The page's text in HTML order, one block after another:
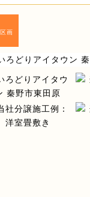
区画